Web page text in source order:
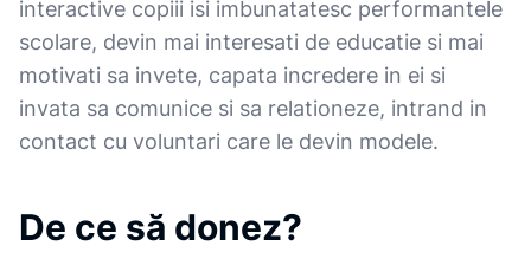
interactive copiii isi imbunatatesc performantele
scolare, devin mai interesati de educatie si mai
motivati sa invete, capata incredere in ei si
invata sa comunice si sa relationeze, intrand in
contact cu voluntari care le devin modele.
De ce să donez?